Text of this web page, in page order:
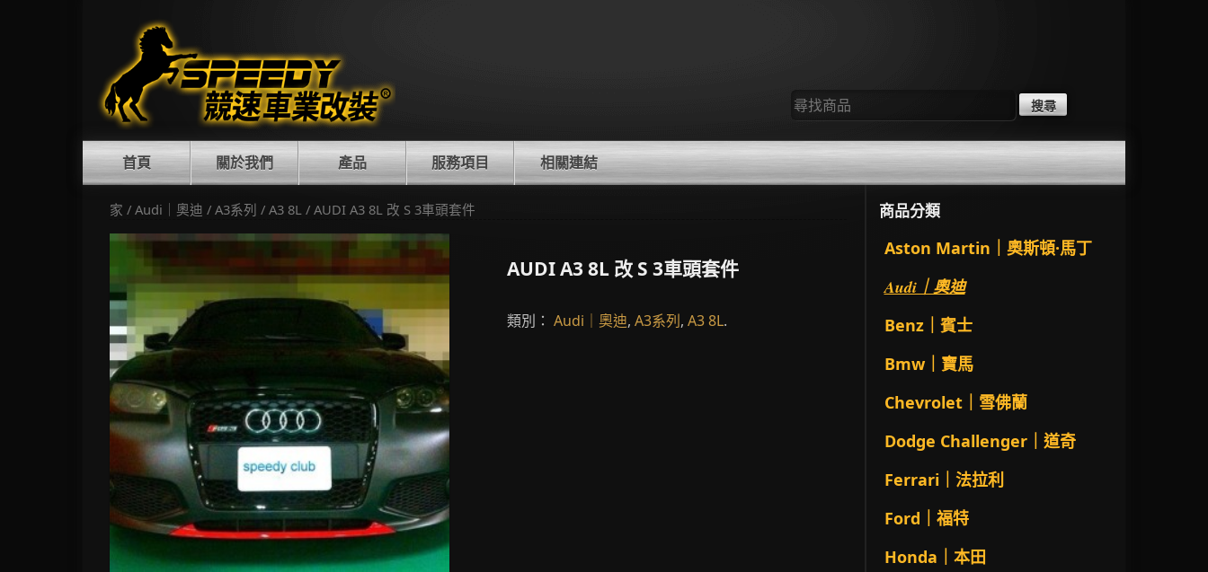
尋
找：
首頁 關於我們 產品 服務項目 相關連結
家 / Audi｜奧迪 / A3系列 / A3 8L / AUDI A3 8L 改 S 3車頭套件
AUDI A3 8L 改 S 3車頭套件
類別： Audi｜奧迪, A3系列, A3 8L.
商品分類
Aston Martin｜奧斯頓·馬丁
Audi｜奧迪
Benz｜賓士
Bmw｜寶馬
Chevrolet｜雪佛蘭
Dodge Challenger｜道奇
Ferrari｜法拉利
Ford｜福特
Honda｜本田